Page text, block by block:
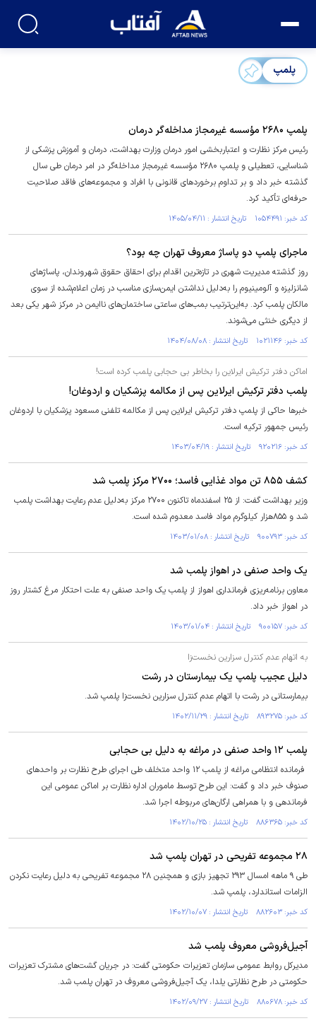
پلمپ
پلمپ ۲۶۸۰ مؤسسه غیرمجاز مداخله‌گر درمان
رئیس مرکز نظارت و اعتباربخشی امور درمان وزارت بهداشت، درمان و آموزش پزشکی از
شناسایی، تعطیلی و پلمپ ۲۶۸۰ مؤسسه غیرمجاز مداخله‌گر در امر درمان طی سال
گذشته خبر داد و بر تداوم برخورد‌های قانونی با افراد و مجموعه‌های فاقد صلاحیت
حرفه‌ای تأکید کرد.
کد خبر: ۱۰۵۴۴۹۱ تاریخ انتشار : ۱۴۰۵/۰۴/۱۱
ماجرای پلمپ دو پاساژ معروف تهران چه بود؟
روز گذشته مدیریت شهری در تازه‌ترین اقدام برای احقاق حقوق شهروندان، پاساژهای
شانزلیزه و آلومینیوم را به‌دلیل نداشتن ‌ایمن‌سازی‌ مناسب در زمان اعلام‌شده از سوی
مالکان پلمب کرد. به‌این‌ترتیب بمب‌های ساعتی ساختمان‌های ناایمن در مرکز شهر یکی بعد
از دیگری خنثی می‌شوند.
کد خبر: ۱۰۲۱۱۴۶ تاریخ انتشار : ۱۴۰۴/۰۸/۰۸
اماکن دفتر ترکیش ایرلاین را بخاطر بی حجابی پلمب کرده است!
پلمب دفتر ترکیش ایرلاین پس از مکالمه پزشکیان و اردوغان!
خبر‌ها حاکی از پلمپ دفتر ترکیش ایرلاین پس از مکالمه تلفنی مسعود پزشکیان با اردوغان
رئیس جمهور ترکیه است.
کد خبر: ۹۲۰۲۱۶ تاریخ انتشار : ۱۴۰۳/۰۴/۱۹
کشف ۸۵۵ تن مواد غذایی فاسد؛ ۲۷۰۰ مرکز پلمب شد
وزیر بهداشت گفت: از ۲۵ اسفندماه تاکنون ۲۷۰۰ مرکز به‌دلیل عدم رعایت بهداشت پلمب
شد و ۸۵۵هزار کیلوگرم مواد فاسد معدوم شده است.
کد خبر: ۹۰۰۷۹۳ تاریخ انتشار : ۱۴۰۳/۰۱/۰۸
یک واحد صنفی در اهواز پلمب شد
معاون برنامه‌ریزی فرمانداری اهواز از پلمب یک واحد صنفی به علت احتکار مرغ کشتار روز
در اهواز خبر داد.
کد خبر: ۹۰۰۱۵۷ تاریخ انتشار : ۱۴۰۳/۰۱/۰۴
به اتهام عدم کنترل سزارین نخست‌زا
دلیل عجیب پلمپ یک بیمارستان در رشت
بیمارستانی در رشت با اتهام عدم کنترل سزارین نخست‌زا پلمپ شد.
کد خبر: ۸۹۳۲۷۵ تاریخ انتشار : ۱۴۰۲/۱۱/۲۹
پلمب ۱۲ واحد صنفی در مراغه به دلیل بی حجابی
فرمانده انتظامی مراغه از پلمب ۱۲ واحد متخلف طی اجرای طرح نظارت بر واحد‌های
صنوف خبر داد و گفت: این طرح توسط ماموران اداره نظارت بر اماکن عمومی این
فرماندهی و با همراهی ارگان‌های مربوطه اجرا شد.
کد خبر: ۸۸۶۳۶۵ تاریخ انتشار : ۱۴۰۲/۱۰/۲۵
۲۸ مجموعه تفریحی در تهران پلمپ شد
طی ۹ ماهه امسال ۲۹۳ تجهیز بازی و همچنین ۲۸ مجموعه تفریحی به دلیل رعایت نکردن
الزامات استاندارد، پلمپ شد.
کد خبر: ۸۸۲۶۰۳ تاریخ انتشار : ۱۴۰۲/۱۰/۰۷
آجیل‌فروشی معروف پلمب شد
مدیرکل روابط عمومی سازمان تعزیرات حکومتی گفت: در جریان گشت‌های مشترک تعزیرات
حکومتی در طرح نظارتی یلدا، یک آجیل‌فروشی معروف در تهران پلمب شد.
کد خبر: ۸۸۰۶۷۸ تاریخ انتشار : ۱۴۰۲/۰۹/۲۷